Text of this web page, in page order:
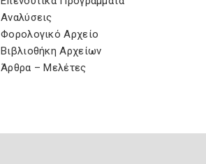
Αναλύσεις
Φορολογικό Αρχείο
Βιβλιοθήκη Αρχείων
Άρθρα – Μελέτες